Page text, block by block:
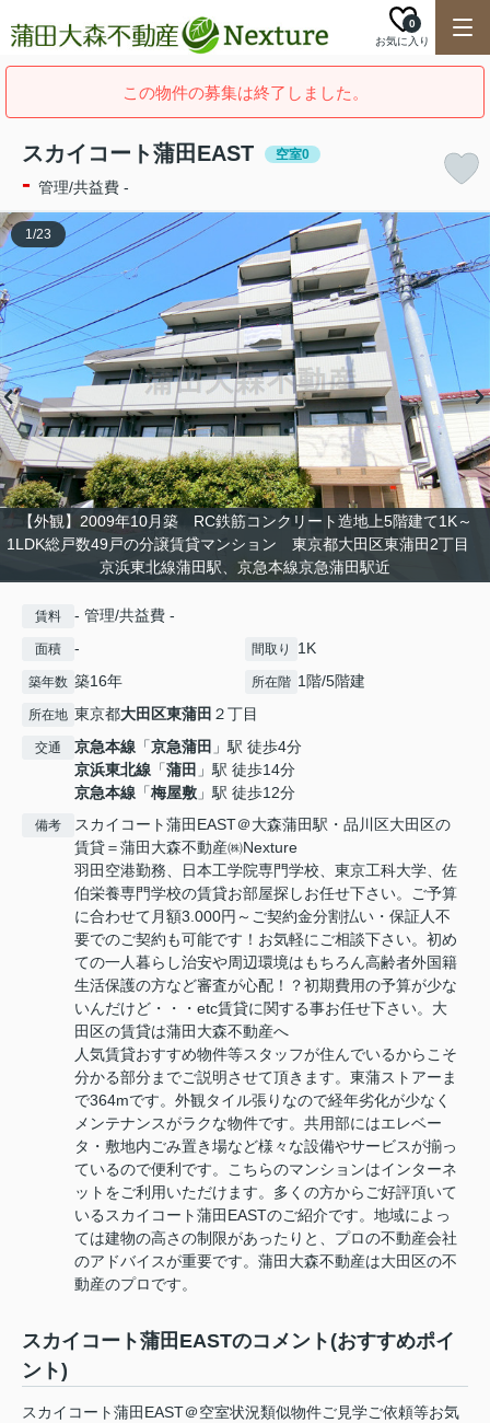
お気に入り
0
この物件の募集は終了しました。
スカイコート蒲田EAST 空室0
- 管理/共益費 -
【外観】2009年10月築 RC鉄筋コンクリート造地上5階建て1K～
1LDK総戸数49戸の分譲賃貸マンション 東京都大田区東蒲田2丁目
京浜東北線蒲田駅、京急本線京急蒲田駅近
1/23
賃料 - 管理/共益費 -
面積 - 間取り 1K
築年数 築16年 所在階 1階/5階建
所在地 東京都大田区東蒲田 ２丁目
交通 京急本線 「京急蒲田 」駅 徒歩4分
京浜東北線 「蒲田 」駅 徒歩14分
京急本線 「梅屋敷 」駅 徒歩12分
備考
スカイコート蒲田EAST＠大森蒲田駅・品川区大田区の
賃貸＝蒲田大森不動産㈱Nexture
羽田空港勤務、日本工学院専門学校、東京工科大学、佐
伯栄養専門学校の賃貸お部屋探しお任せ下さい。ご予算
に合わせて月額3.000円～ご契約金分割払い・保証人不
要でのご契約も可能です！お気軽にご相談下さい。初め
ての一人暮らし治安や周辺環境はもちろん高齢者外国籍
生活保護の方など審査が心配！？初期費用の予算が少な
いんだけど・・・etc賃貸に関する事お任せ下さい。大
田区の賃貸は蒲田大森不動産へ
人気賃貸おすすめ物件等スタッフが住んでいるからこそ
分かる部分までご説明させて頂きます。東蒲ストアーま
で364mです。外観タイル張りなので経年劣化が少なく
メンテナンスがラクな物件です。共用部にはエレベー
タ・敷地内ごみ置き場など様々な設備やサービスが揃っ
ているので便利です。こちらのマンションはインターネ
ットをご利用いただけます。多くの方からご好評頂いて
いるスカイコート蒲田EASTのご紹介です。地域によっ
ては建物の高さの制限があったりと、プロの不動産会社
のアドバイスが重要です。蒲田大森不動産は大田区の不
動産のプロです。
スカイコート蒲田EASTのコメント(おすすめポイ
ント)
スカイコート蒲田EAST＠空室状況類似物件ご見学ご依頼等お気